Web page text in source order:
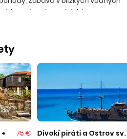
večerné prechádzky po
severne od Burgasu.
bulharským strediskom, ktoré
možnosť vybrať si z pestrej
vodný park s atrakciami,
si požičať bicykel a vybrať sa
Piesočnatá pláž s pozvoľným
75 € Divokí piráti a Ostrov sv.